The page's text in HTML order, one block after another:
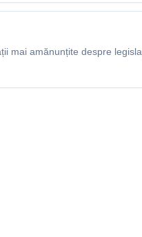
mai amănunțite despre